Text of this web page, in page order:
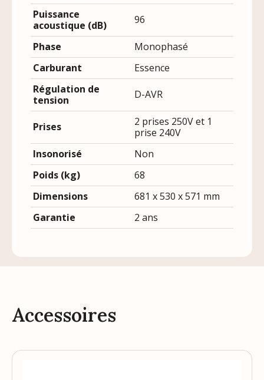
Puissance
acoustique (dB)
96
Phase
Monophasé
Carburant
Essence
Régulation de
tension
D-AVR
Prises
2 prises 250V et 1
prise 240V
Insonorisé
Non
Poids (kg)
68
Dimensions
681 x 530 x 571 mm
Garantie
2 ans
Accessoires